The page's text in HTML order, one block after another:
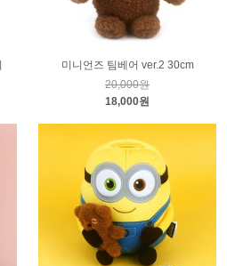
미니언즈 팀베어 ver.2 30cm
20,000원
18,000원